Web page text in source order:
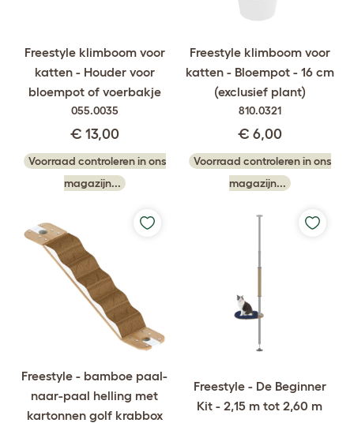
Freestyle klimboom voor
katten - Houder voor
bloempot of voerbakje
055.0035
€ 13,00
Voorraad controleren in ons
magazijn...
Freestyle klimboom voor
katten - Bloempot - 16 cm
(exclusief plant)
810.0321
€ 6,00
Voorraad controleren in ons
magazijn...
Freestyle - bamboe paal-
naar-paal helling met
kartonnen golf krabbox
Freestyle - De Beginner
Kit - 2,15 m tot 2,60 m